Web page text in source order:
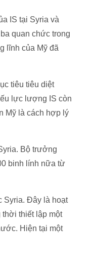
IS tại Syria và
quan chức trong
lĩnh của Mỹ đã
tiêu tiêu diệt
lực lượng IS còn
Mỹ là cách hợp lý
Bộ trưởng
binh lính nữa từ
Syria. Đây là hoạt
thiết lập một
Hiện tại một